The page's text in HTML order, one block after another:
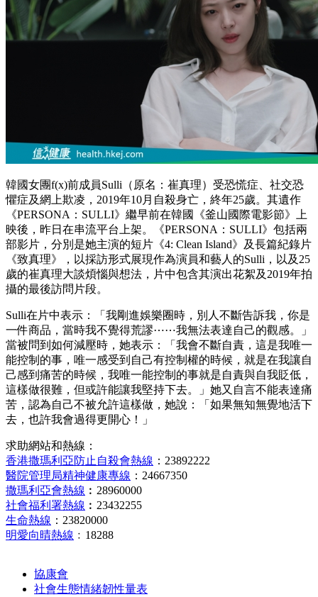
韓國女團f(x)前成員Sulli（原名：崔真理）受恐慌症、社交恐
懼症及網上欺凌，2019年10月自殺身亡，終年25歲。其遺作
《PERSONA：SULLI》繼早前在韓國《釜山國際電影節》上
映後，昨日在串流平台上架。
《PERSONA：SULLI》包括兩
部影片，分別是她主演的短片《4: Clean Island》及長篇紀錄片
《致真理》，以採訪形式展現作為演員和藝人的Sulli，以及25
歲的崔真理大談煩惱與想法，片中包含其演出花絮及2019年拍
攝的最後訪問片段。
Sulli在片中表示：「我剛進娛樂圈時，別人不斷告訴我，你是
一件商品，當時我不覺得荒謬⋯⋯我無法表達自己的觀感。」
當被問到如何減壓時，她表示：「我會不斷自責，這是我唯一
能控制的事，唯一感受到自己有控制權的時候，就是在我讓自
己感到痛苦的時候，我唯一能控制的事就是自責與自我貶低，
這樣做很難，但或許能讓我堅持下去。」她又自言不能表達痛
苦，認為自己不被允許這樣做，她說：「如果無知無覺地活下
去，也許我會過得更開心！」
求助網站和熱線：
香港撒瑪利亞防止自殺會熱線 ：23892222
醫院管理局精神健康專線 ：24667350
撒瑪利亞會熱線 ︰28960000
社會福利署熱線 ︰23432255
生命熱線 ：23820000
明愛向晴熱線 ﹕18288
協康會
社會生態情緒韌性量表